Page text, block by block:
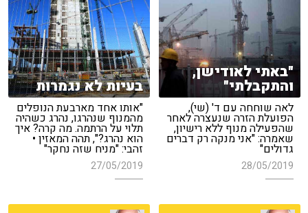
"באתי לאודישן,
והתקבלתי"
לאה שוחחה עם ד' (שי),
הפועלת הזרה שנעצרה לאחר
שהפעילה מנוף ללא רישיון,
שאמרה: "אני מנקה רק דברים
גדולים"
28/05/2019
בעיות לא נגמרות
"אותו אחד מארבעת הנופלים
מהמנוף שנהרגו, נהרג כשהיה
תלוי על הרתמה. מה קרה? איך
הוא נהרג?", תהה המאזין •
זהבי: "מניח שזה נחקר"
27/05/2019